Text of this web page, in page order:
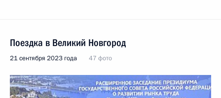
Поездка в Великий Новгород
21 сентября 2023 года 47 фото